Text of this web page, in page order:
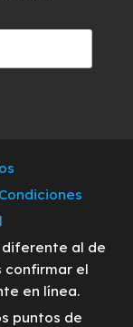
diferente al de
confirmar el
en línea.
puntos de